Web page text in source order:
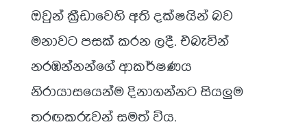
ඔවුන් ක්‍රීඩාවෙහි අති දක්ෂයින් බව
මනාවට පසක් කරන ලදී. එබැවින්
නරඹන්නන්ගේ ආකර්ෂණය
නිරායාසයෙන්ම දිනාගන්නට සියලුම
තරඟකරුවන් සමත් විය.